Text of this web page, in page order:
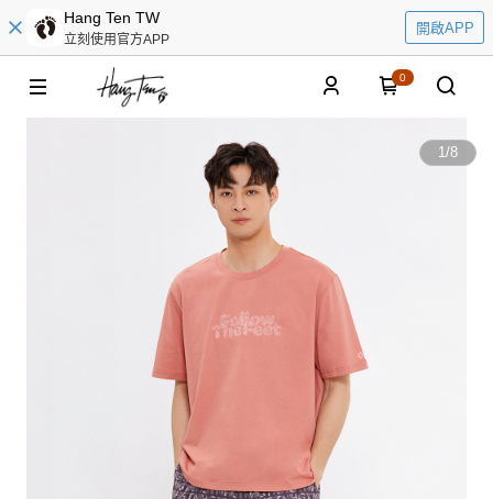
Hang Ten TW
立刻使用官方APP
開啟APP
0
1/8